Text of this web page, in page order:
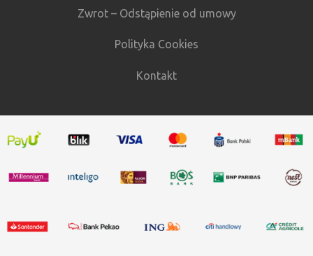
Zwrot – Odstąpienie od umowy
Polityka Cookies
Kontakt